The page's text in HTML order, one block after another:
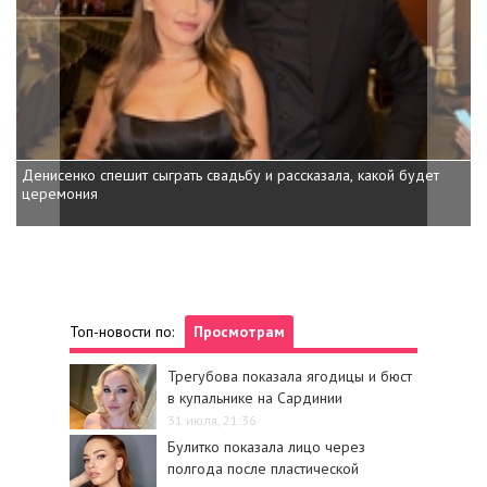
Денисенко спешит сыграть свадьбу и рассказала, какой будет
церемония
Топ-новости по: Просмотрам
Трегубова показала ягодицы и бюст
в купальнике на Сардинии
31 июля, 21:36
Булитко показала лицо через
полгода после пластической